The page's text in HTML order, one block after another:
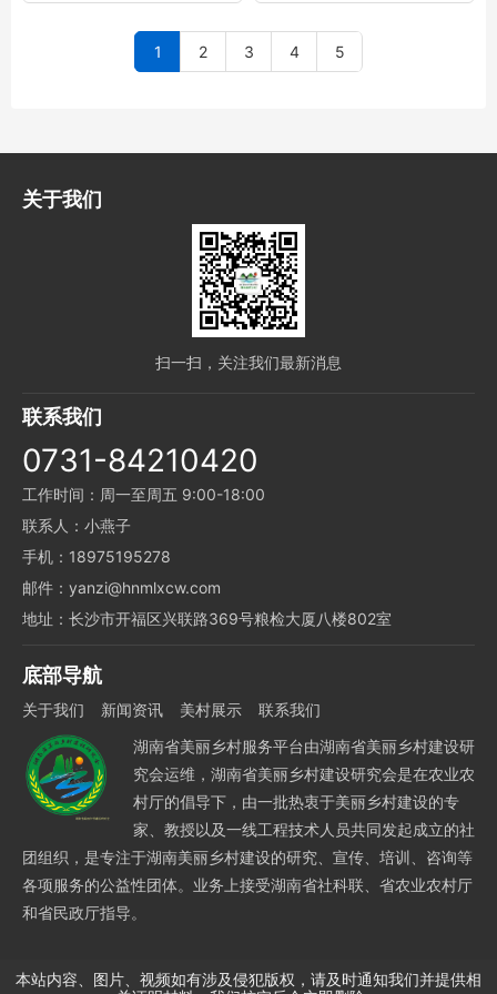
1 2 3 4 5
关于我们
扫一扫，关注我们最新消息
联系我们
0731-84210420
工作时间：周一至周五 9:00-18:00
联系人：小燕子
手机：18975195278
邮件：yanzi@hnmlxcw.com
地址：长沙市开福区兴联路369号粮检大厦八楼802室
底部导航
关于我们 新闻资讯 美村展示
联系我们
湖南省美丽乡村服务平台由湖南省美丽乡村建设研
究会运维，湖南省美丽乡村建设研究会是在农业农
村厅的倡导下，由一批热衷于美丽乡村建设的专
家、教授以及一线工程技术人员共同发起成立的社
团组织，是专注于湖南美丽乡村建设的研究、宣传、培训、咨询等
各项服务的公益性团体。业务上接受湖南省社科联、省农业农村厅
和省民政厅指导。
本站内容、图片、视频如有涉及侵犯版权，请及时通知我们并提供相